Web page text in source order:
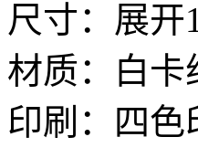
尺寸：展开
材质：白卡
印刷：四色